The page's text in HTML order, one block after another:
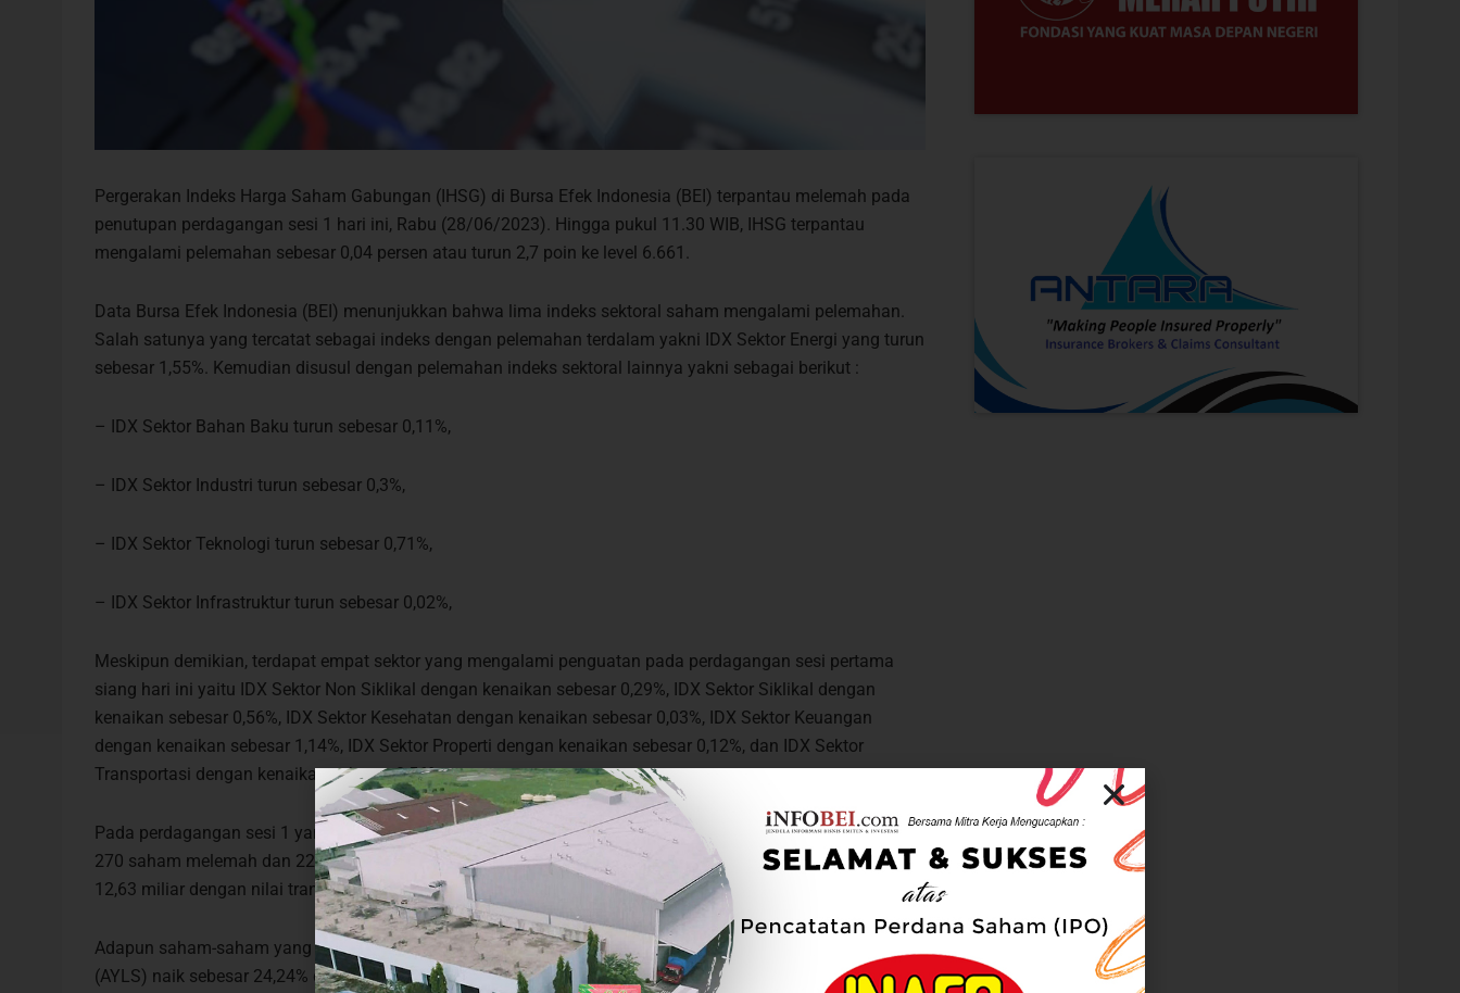
Pergerakan Indeks Harga Saham Gabungan (IHSG) di Bursa Efek Indonesia (BEI) terpantau melemah pada
penutupan perdagangan sesi 1 hari ini, Rabu (28/06/2023). Hingga pukul 11.30 WIB, IHSG terpantau
mengalami pelemahan sebesar 0,04 persen atau turun 2,7 poin ke level 6.661.
Data Bursa Efek Indonesia (BEI) menunjukkan bahwa lima indeks sektoral saham mengalami pelemahan.
Salah satunya yang tercatat sebagai indeks dengan pelemahan terdalam yakni IDX Sektor Energi yang turun
sebesar 1,55%. Kemudian disusul dengan pelemahan indeks sektoral lainnya yakni sebagai berikut :
– IDX Sektor Bahan Baku turun sebesar 0,11%,
– IDX Sektor Industri turun sebesar 0,3%,
– IDX Sektor Teknologi turun sebesar 0,71%,
– IDX Sektor Infrastruktur turun sebesar 0,02%,
Meskipun demikian, terdapat empat sektor yang mengalami penguatan pada perdagangan sesi pertama
siang hari ini yaitu IDX Sektor Non Siklikal dengan kenaikan sebesar 0,29%, IDX Sektor Siklikal dengan
kenaikan sebesar 0,56%, IDX Sektor Kesehatan dengan kenaikan sebesar 0,03%, IDX Sektor Keuangan
dengan kenaikan sebesar 1,14%, IDX Sektor Properti dengan kenaikan sebesar 0,12%, dan IDX Sektor
Transportasi dengan kenaikan sebesar 0,56%.
Pada perdagangan sesi 1 yang berlangsung hingga siang hari ini, tercatat sebanyak 231 saham menguat,
270 saham melemah dan 228 saham stagnan. Adapun jumlah saham yang diperdagangkan sebanyak
12,63 miliar dengan nilai transaksi mencapai Rp3,94 triliun dan frekuensi sebanyak 718.427 kali.
Adapun saham-saham yang masuk dalam top gainers siang ini diantaranya PT Agro Yasa Lestari Tbk
(AYLS) naik sebesar 24,24% di Rp82, PT Eratex Djaja Tbk (ERTX) naik sebesar 15,24% di Rp189 dan PT